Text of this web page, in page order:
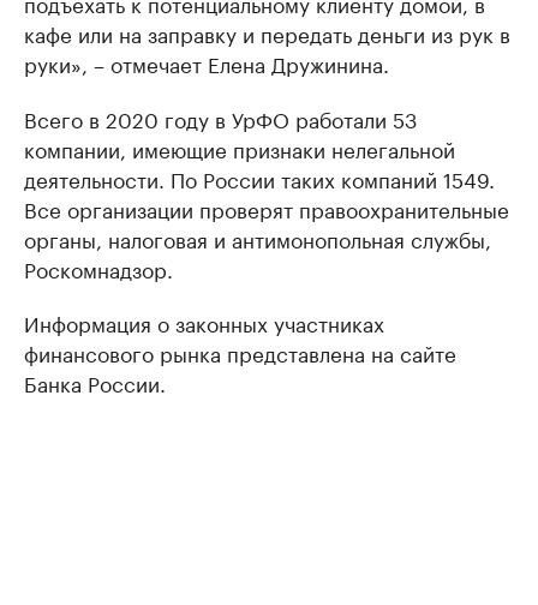
кафе или на заправку и передать деньги из рук в
руки», – отмечает Елена Дружинина.
Всего в 2020 году в УрФО работали 53
компании, имеющие признаки нелегальной
деятельности. По России таких компаний 1549.
Все организации проверят правоохранительные
органы, налоговая и антимонопольная службы,
Роскомнадзор.
Информация о законных участниках
финансового рынка представлена на сайте
Банка России.